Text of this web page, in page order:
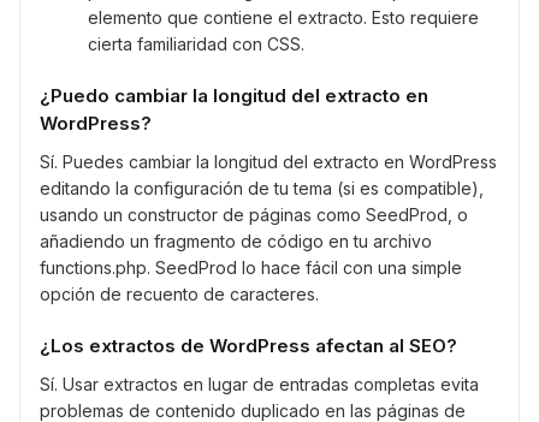
elemento que contiene el extracto. Esto requiere
cierta familiaridad con CSS.
¿Puedo cambiar la longitud del extracto en
WordPress?
Sí. Puedes cambiar la longitud del extracto en WordPress
editando la configuración de tu tema (si es compatible),
usando un constructor de páginas como SeedProd, o
añadiendo un fragmento de código en tu archivo
functions.php. SeedProd lo hace fácil con una simple
opción de recuento de caracteres.
¿Los extractos de WordPress afectan al SEO?
Sí. Usar extractos en lugar de entradas completas evita
problemas de contenido duplicado en las páginas de